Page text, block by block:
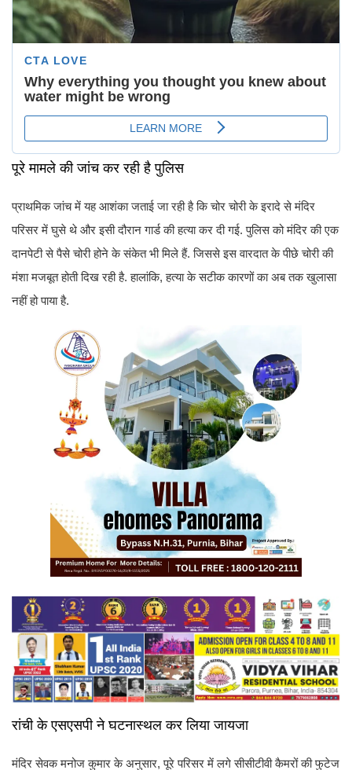
पूरे मामले की जांच कर रही है पुलिस
प्राथमिक जांच में यह आशंका जताई जा रही है कि चोर चोरी के इरादे से मंदिर
परिसर में घुसे थे और इसी दौरान गार्ड की हत्या कर दी गई. पुलिस को मंदिर की एक
दानपेटी से पैसे चोरी होने के संकेत भी मिले हैं. जिससे इस वारदात के पीछे चोरी की
मंशा मजबूत होती दिख रही है. हालांकि, हत्या के सटीक कारणों का अब तक खुलासा
नहीं हो पाया है.
रांची के एसएसपी ने घटनास्थल कर लिया जायजा
मंदिर सेवक मनोज कुमार के अनुसार, पूरे परिसर में लगे सीसीटीवी कैमरों की फुटेज